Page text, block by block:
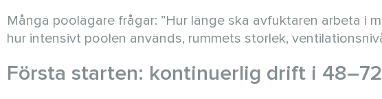
Många poolägare frågar: ”Hur länge ska avfuktaren arbeta i
hur intensivt poolen används, rummets storlek,
Första starten: kontinuerlig drift i